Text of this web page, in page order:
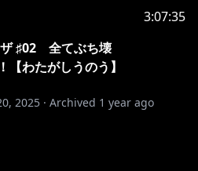
！！！！！
！！！！！！
3:07:35
ザ ♯02 全てぶち壊
わたがしうのう】
2025 · Archived 1 year ago